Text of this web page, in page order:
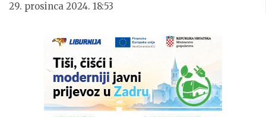
29. prosinca 2024. 18:53